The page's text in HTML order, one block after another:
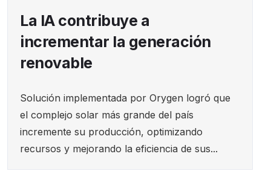
La IA contribuye a
incrementar la generación
renovable
Solución implementada por Orygen logró que
el complejo solar más grande del país
incremente su producción, optimizando
recursos y mejorando la eficiencia de sus...